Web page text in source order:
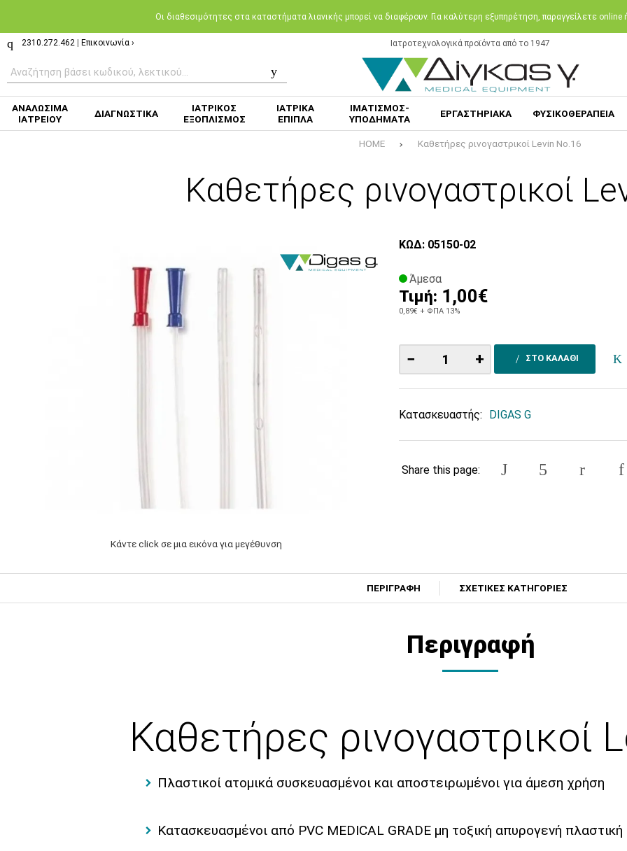
Oι διαθεσιμότητες στα καταστήματα λιανικής μπορεί να διαφέρουν. Για καλύτερη εξυπηρέτηση, παραγγείλετε
2310.272.462 Επικοινωνία › Ιατροτεχνολογικά προϊόντα από το 1947
ΑΝΑΛΩΣΙΜΑ
ΙΑΤΡΕΙΟΥ
ΔΙΑΓΝΩΣΤΙΚΑ
ΙΑΤΡΙΚΟΣ
ΕΞΟΠΛΙΣΜΟΣ
ΙΑΤΡΙΚΑ
ΕΠΙΠΛΑ
ΙΜΑΤΙΣΜΟΣ-
ΥΠΟΔΗΜΑΤΑ
ΕΡΓΑΣΤΗΡΙΑΚΑ ΦΥΣΙΚΟΘΕΡΑΠΕΙΑ
HOME Καθετήρες ρινογαστρικοί Levin Νο.16
Καθετήρες ρινογαστρικοί
Κάντε click σε μια εικόνα για μεγέθυνση
ΚΩΔ: 05150-02
Άμεσα
Τιμή: 1,00€
0,89€ + ΦΠΑ 13%
− + ΣΤΟ ΚΑΛΑΘΙ
Κατασκευαστής: DIGAS G
Share this page:
ΠΕΡΙΓΡΑΦΗ ΣΧΕΤΙΚΕΣ ΚΑΤΗΓΟΡΙΕΣ
Περιγραφή
Καθετήρες ρινογαστρικοί
Πλαστικοί ατομικά συσκευασμένοι και αποστειρωμένοι για άμεση χρήση
Κατασκευασμένοι από PVC MEDICAL GRADE μη τοξική απυρογενή πλαστική